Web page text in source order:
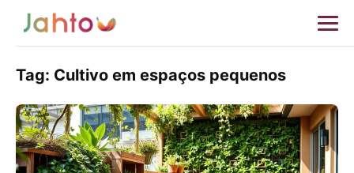
Tag: Cultivo em espaços pequenos